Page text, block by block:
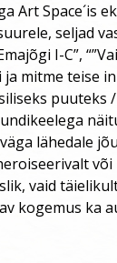
Art Space´is
seljad
I-C”,
ja mitme teise
puuteks
lähedale
vaid
kogemus ka